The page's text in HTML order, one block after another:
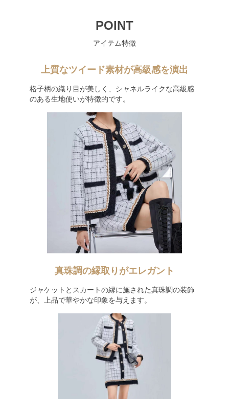
POINT
アイテム特徴
上質なツイード素材が高級感を演出
格子柄の織り目が美しく、シャネルライクな高級感
のある生地使いが特徴的です。
真珠調の縁取りがエレガント
ジャケットとスカートの縁に施された真珠調の装飾
が、上品で華やかな印象を与えます。